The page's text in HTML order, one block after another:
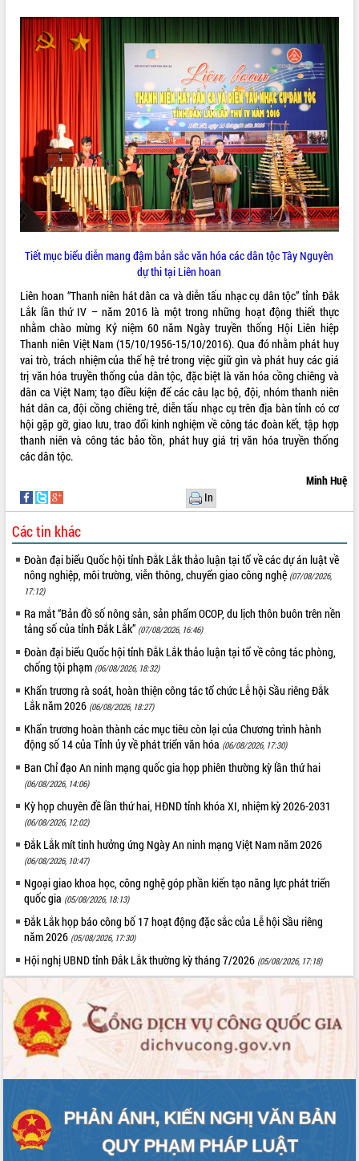
Không có file video nào để phát.
ALBUM ẢNH
LIÊN KẾT WEB
THỐNG KÊ TRUY CẬP
Hôm nay: 24083
Tất cả:
66036823
Tiết mục biểu diễn mang đậm bản sắc văn hóa các dân tộc Tây Nguyên
dự thi tại Liên hoan
Liên hoan “Thanh niên hát dân ca và diễn tấu nhạc cụ dân tộc” tỉnh Đắk
Lắk lần thứ IV – năm 2016 là một trong những hoạt động thiết thực
nhằm chào mừng Kỷ niệm 60 năm Ngày truyền thống Hội Liên hiệp
Thanh niên Việt Nam (15/10/1956-15/10/2016). Qua đó nhằm phát huy
vai trò, trách nhiệm của thế hệ trẻ trong việc giữ gìn và phát huy các giá
trị văn hóa truyền thống của dân tộc, đặc biệt là văn hóa cồng chiêng và
dân ca Việt Nam; tạo điều kiện để các câu lạc bộ, đội, nhóm thanh niên
hát dân ca, đội cồng chiêng trẻ, diễn tấu nhạc cụ trên địa bàn tỉnh có cơ
hội gặp gỡ, giao lưu, trao đổi kinh nghiệm về công tác đoàn kết, tập hợp
thanh niên và công tác bảo tồn, phát huy giá trị văn hóa truyền thống
các dân tộc.
Minh Huệ
In
Các tin khác
Đoàn đại biểu Quốc hội tỉnh Đắk Lắk thảo luận tại tổ về các dự án luật về
nông nghiệp, môi trường, viễn thông, chuyển giao công nghệ (07/08/2026,
17:12)
Ra mắt “Bản đồ số nông sản, sản phẩm OCOP, du lịch thôn buôn trên nền
tảng số của tỉnh Đắk Lắk” (07/08/2026, 16:46)
Đoàn đại biểu Quốc hội tỉnh Đắk Lắk thảo luận tại tổ về công tác phòng,
chống tội phạm (06/08/2026, 18:32)
Khẩn trương rà soát, hoàn thiện công tác tổ chức Lễ hội Sầu riêng Đắk
Lắk năm 2026 (06/08/2026, 18:27)
Khẩn trương hoàn thành các mục tiêu còn lại của Chương trình hành
động số 14 của Tỉnh ủy về phát triển văn hóa (06/08/2026, 17:30)
Ban Chỉ đạo An ninh mạng quốc gia họp phiên thường kỳ lần thứ hai
(06/08/2026, 14:06)
Kỳ họp chuyên đề lần thứ hai, HĐND tỉnh khóa XI, nhiệm kỳ 2026-2031
(06/08/2026, 12:02)
Đắk Lắk mít tinh hưởng ứng Ngày An ninh mạng Việt Nam năm 2026
(06/08/2026, 10:47)
Ngoại giao khoa học, công nghệ góp phần kiến tạo năng lực phát triển
quốc gia (05/08/2026, 18:13)
Đắk Lắk họp báo công bố 17 hoạt động đặc sắc của Lễ hội Sầu riêng
năm 2026 (05/08/2026, 17:30)
Hội nghị UBND tỉnh Đắk Lắk thường kỳ tháng 7/2026 (05/08/2026, 17:18)